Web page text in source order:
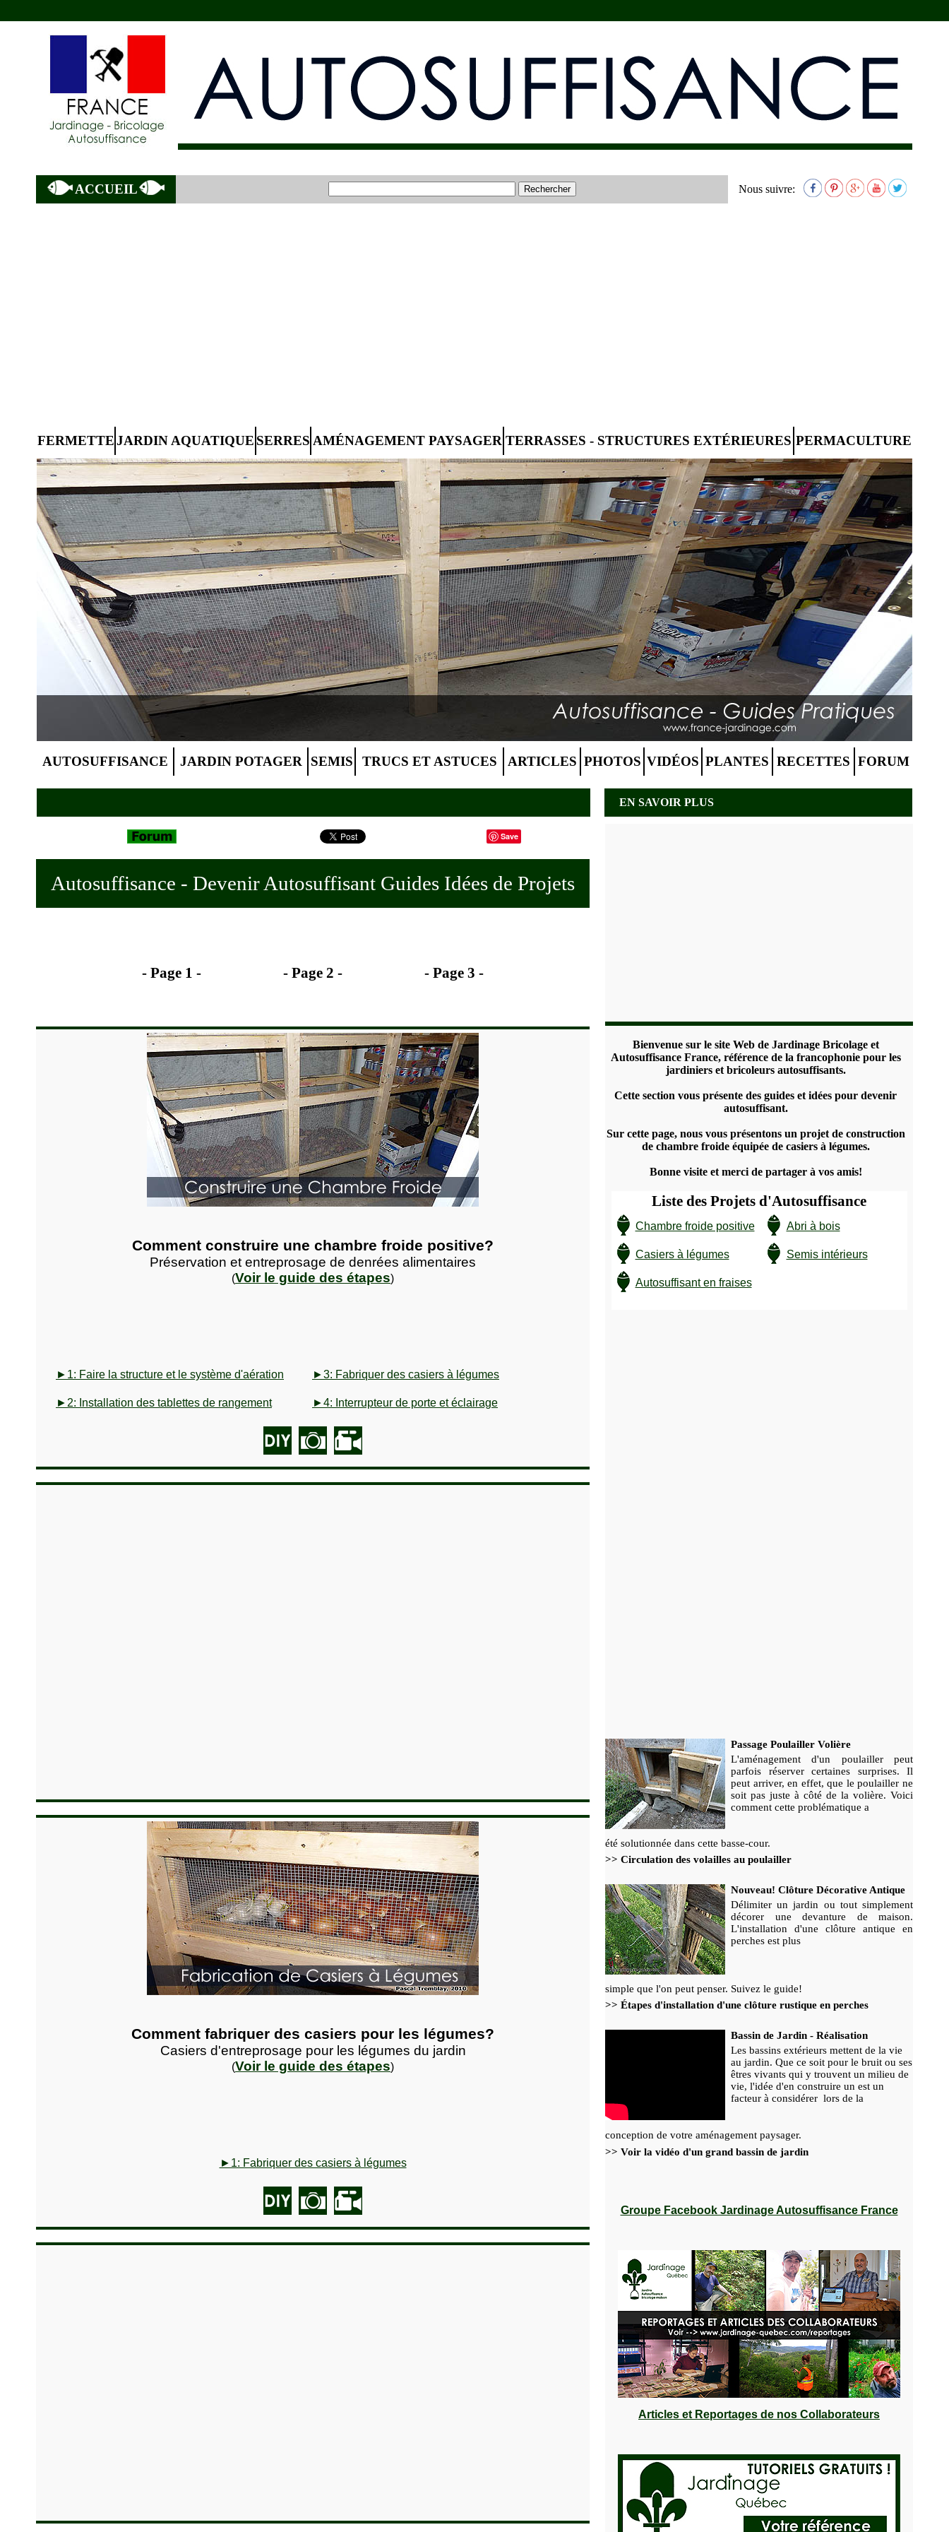
ACCUEIL Nous suivre:
FERMETTEJARDIN AQUATIQUE SERRES AMÉNAGEMENT PAYSAGER TERRASSES - STRUCTURES EXTÉRIEURES PERMACULTURE
AUTOSUFFISANCE JARDIN POTAGER SEMIS TRUCS ET ASTUCES ARTICLES PHOTOS VIDÉOS PLANTES RECETTES FORUM
EN SAVOIR PLUS
Save
Autosuffisance - Devenir Autosuffisant Guides Idées de Projets
- Page 1 - - Page 2 - - Page 3 -
Comment construire une chambre froide positive?
Préservation et entreprosage de denrées alimentaires
(Voir le guide des étapes)
►1: Faire la structure et le système d'aération ►3: Fabriquer des casiers à légumes
►2: Installation des tablettes de rangement ►4: Interrupteur de porte et éclairage
Comment fabriquer des casiers pour les légumes?
Casiers d'entreprosage pour les légumes du jardin
(Voir le guide des étapes)
►1: Fabriquer des casiers à légumes
Bienvenue sur le site Web de Jardinage Bricolage et
Autosuffisance France, référence de la francophonie pour les
jardiniers et bricoleurs autosuffisants.
Cette section vous présente des guides et idées pour devenir
autosuffisant.
Sur cette page, nous vous présentons un projet de construction
de chambre froide équipée de casiers à légumes.
Bonne visite et merci de partager à vos amis!
Liste des Projets d'Autosuffisance
Chambre froide positive Abri à bois
Casiers à légumes Semis intérieurs
Autosuffisant en fraises
Passage Poulailler Volière
L'aménagement d'un poulailler peut
parfois réserver certaines surprises. Il
peut arriver, en effet, que le poulailler ne
soit pas juste à côté de la volière. Voici
comment cette problématique a
été solutionnée dans cette basse-cour.
>> Circulation des volailles au poulailler
Nouveau! Clôture Décorative Antique
Délimiter un jardin ou tout simplement
décorer une devanture de maison.
L'installation d'une clôture antique en
perches est plus
simple que l'on peut penser. Suivez le guide!
>> Étapes d'installation d'une clôture rustique en perches
Bassin de Jardin - Réalisation
Les bassins extérieurs mettent de la vie
au jardin. Que ce soit pour le bruit ou ses
êtres vivants qui y trouvent un milieu de
vie, l'idée d'en construire un est un
facteur à considérer lors de la
conception de votre aménagement paysager.
>> Voir la vidéo d'un grand bassin de jardin
Groupe Facebook Jardinage Autosuffisance France
Articles et Reportages de nos Collaborateurs